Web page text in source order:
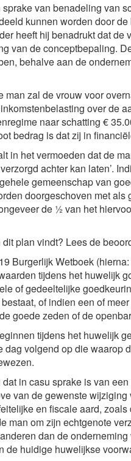
van benadeling van
kunnen worden door
heeft hij benadrukt dat de
van de conceptbepaling.
behalve aan de
man zal de vrouw voor
over de
naar schatting €
bedrag is dat zij in
in het vermoeden dat de
achter kan laten’.
gemeenschap van
doorgeschoven met als
de ½ van het
plan vindt? Lees de
Burgerlijk Wetboek
tijdens het huwelijk
of gedeeltelijke
of indien een of
goede zeden of de
tijdens het huwelijk
dag volgend op die waarop
in casu sprake is van
van de gewenste
en fiscale aard,
man om zijn echtgenote
dan de
de huidige huwelijkse